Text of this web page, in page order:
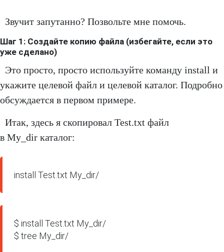
Звучит запутанно? Позвольте мне помочь.
Шаг 1: Создайте копию файла (избегайте, если это
уже сделано)
Это просто, просто используйте команду install и
укажите целевой файл и целевой каталог. Подробно
обсуждается в первом примере.
Итак, здесь я скопировал Test.txt файл
в My_dir каталог:
install Test.txt My_dir/
$ install Test.txt My_dir/
$ tree My_dir/